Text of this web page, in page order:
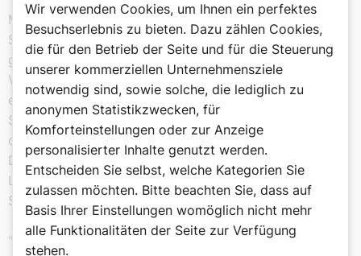
Mit einem feierlichen "Kleinen Requiem" im Wiener
Stephansdom ist am Montagabend Papst Franziskus
gedacht worden, der am Ostermontag um 7.35 Uhr im
Vatikan im Alter von 88 Jahren verstorben ist. Der
emeritierte Wiener Erzbischof, Kardinal Christoph
Schönborn, leitete den Gottesdienst gemeinsam mit
dem Apostolischen Administrator Josef Grünwidl und
Domkustos Michael Landau. Papst Franziskus sei "im
Licht des Ostergeheimnisses gestorben", sagte
Schönborn in seinen Eingangsworten.
"Es ist berührend, dass zum zweiten Mal in den letzten
Wir verwenden Cookies, um Ihnen ein perfektes
Besuchserlebnis zu bieten. Dazu zählen Cookies,
die für den Betrieb der Seite und für die Steuerung
unserer kommerziellen Unternehmensziele
notwendig sind, sowie solche, die lediglich zu
anonymen Statistikzwecken, für
Komforteinstellungen oder zur Anzeige
personalisierter Inhalte genutzt werden.
Entscheiden Sie selbst, welche Kategorien Sie
zulassen möchten. Bitte beachten Sie, dass auf
Basis Ihrer Einstellungen womöglich nicht mehr
alle Funktionalitäten der Seite zur Verfügung
stehen.